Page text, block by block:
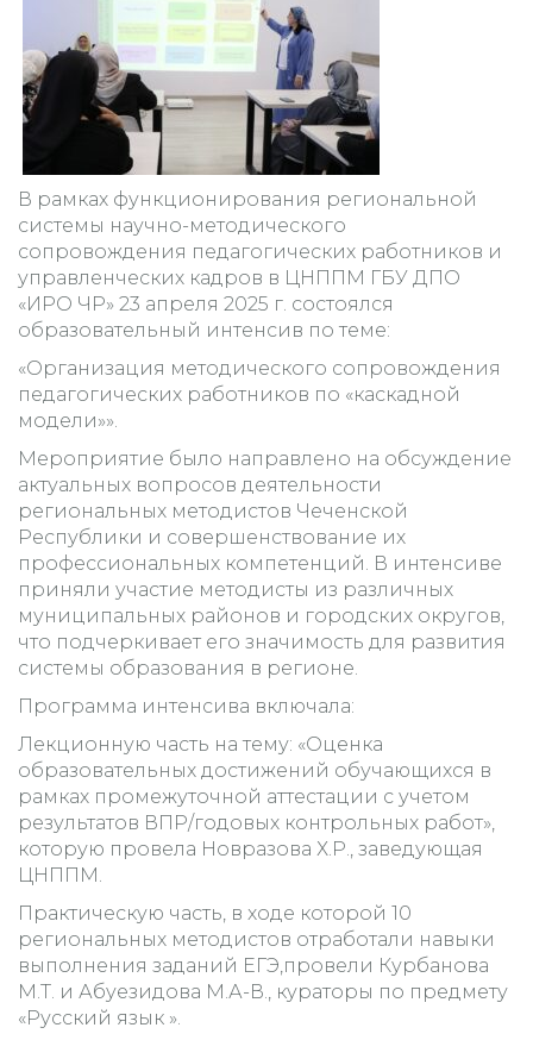
В рамках функционирования региональной
системы научно-методического
сопровождения педагогических работников и
управленческих кадров в ЦНППМ ГБУ ДПО
«ИРО ЧР» 23 апреля 2025 г. состоялся
образовательный интенсив по теме:
«Организация методического сопровождения
педагогических работников по «каскадной
модели»».
Мероприятие было направлено на обсуждение
актуальных вопросов деятельности
региональных методистов Чеченской
Республики и совершенствование их
профессиональных компетенций. В интенсиве
приняли участие методисты из различных
муниципальных районов и городских округов,
что подчеркивает его значимость для развития
системы образования в регионе.
Программа интенсива включала:
Лекционную часть на тему: «Оценка
образовательных достижений обучающихся в
рамках промежуточной аттестации с учетом
результатов ВПР/годовых контрольных работ»,
которую провела Новразова Х.Р., заведующая
ЦНППМ.
Практическую часть, в ходе которой 10
региональных методистов отработали навыки
выполнения заданий ЕГЭ,провели Курбанова
М.Т. и Абуезидова М.А-В., кураторы по предмету
«Русский язык ».